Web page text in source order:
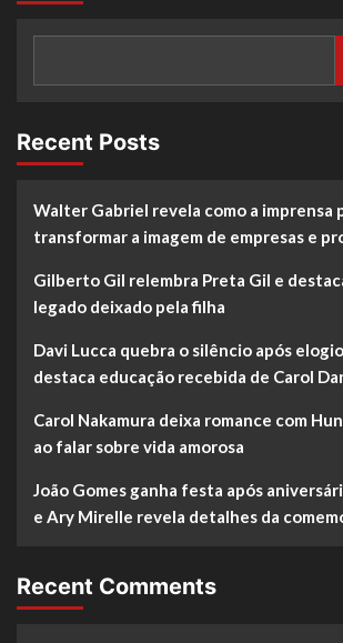
Recent Posts
Walter Gabriel revela como a imprensa
transformar a imagem de empresas e
Gilberto Gil relembra Preta Gil e
legado deixado pela filha
Davi Lucca quebra o silêncio após
destaca educação recebida de Carol
Carol Nakamura deixa romance com
ao falar sobre vida amorosa
João Gomes ganha festa após
e Ary Mirelle revela detalhes da
Recent Comments